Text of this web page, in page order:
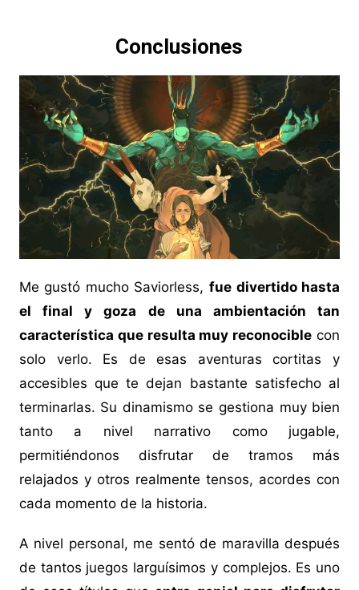
Conclusiones
Me gustó mucho Saviorless,fue divertido hasta
el final y goza de una ambientación tan
característica que resulta muy reconocible con
solo verlo. Es de esas aventuras cortitas y
accesibles que te dejan bastante satisfecho al
terminarlas. Su dinamismo se gestiona muy bien
tanto a nivel narrativo como jugable,
permitiéndonos disfrutar de tramos más
relajados y otros realmente tensos, acordes con
cada momento de la historia.
A nivel personal, me sentó de maravilla después
de tantos juegos larguísimos y complejos. Es uno